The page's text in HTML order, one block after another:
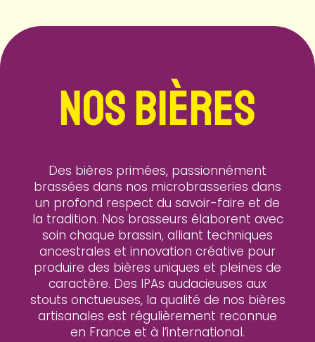
NOS BIÈRES
Des bières primées, passionnément
brassées dans nos microbrasseries dans
un profond respect du savoir-faire et de
la tradition. Nos brasseurs élaborent avec
soin chaque brassin, alliant techniques
ancestrales et innovation créative pour
produire des bières uniques et pleines de
caractère. Des IPAs audacieuses aux
stouts onctueuses, la qualité de nos bières
artisanales est régulièrement reconnue
en France et à l’international.